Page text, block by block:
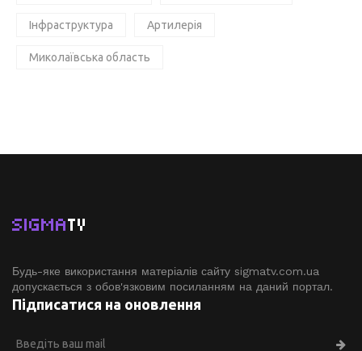
Інфраструктура Артилерія
Миколаївська область
SIGMATV
Будь-яке використання матеріалів сайту sigmatv.com.ua
допускається з обов'язковим посиланням на даний портал.
Підписатися на оновлення